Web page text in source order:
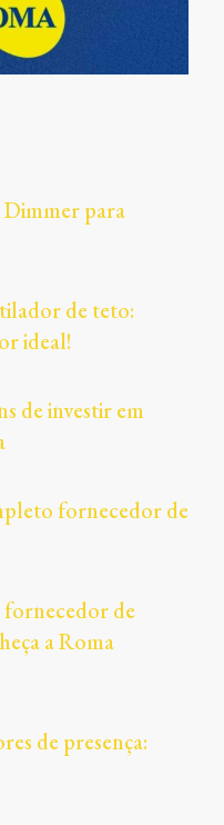
para
de teto:
ideal!
de investir em
fornecedor de
de
a Roma
de presença: